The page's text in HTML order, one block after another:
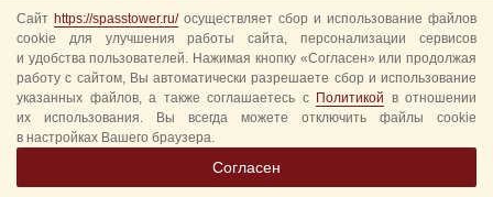
Акции
Вопрос-ответ
Правила посещения
Уполномоченные представители
info@spasstower.ru
© 2009-2025 Официальный сайт фестиваля «Спасская башня»
Разработка сайта —студия «Сибирикс»
Сайт https://spasstower.ru/осуществляет сбор и использование файлов
cookie для улучшения работы сайта, персонализации сервисов
и удобства пользователей. Нажимая кнопку «Согласен» или продолжая
работу с сайтом, Вы автоматически разрешаете сбор и использование
указанных файлов, а также соглашаетесь с Политикой в отношении
их использования. Вы всегда можете отключить файлы cookie
в настройках Вашего браузера.
Согласен